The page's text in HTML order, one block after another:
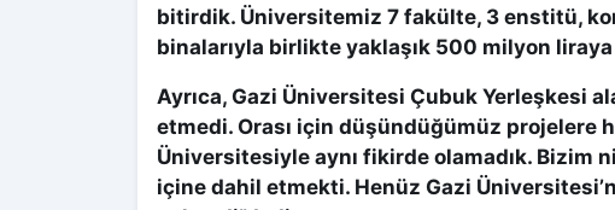
bitirdik. Üniversitemiz 7 fakülte, 3 enstitü,
binalarıyla birlikte yaklaşık 500 milyon
Ayrıca, Gazi Üniversitesi Çubuk Yerleşkesi
etmedi. Orası için düşündüğümüz projelere
Üniversitesiyle aynı fikirde olamadık. Bizim
içine dahil etmekti. Henüz Gazi